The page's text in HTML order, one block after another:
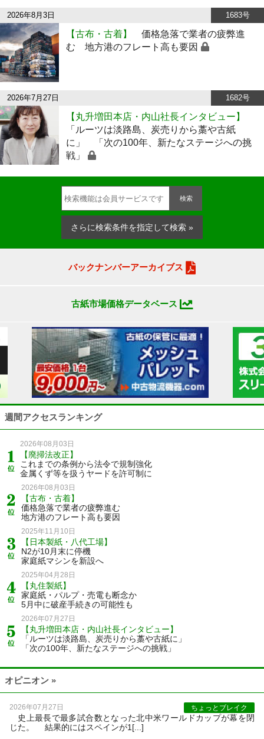
2026年8月3日 1683号
【古布・古着】
価格急落で業者の疲弊進
む 地方港のフレート高も要因
2026年7月27日 1682号
【丸升増田本店・内山社長インタビュー】
「ルーツは淡路島、炭売りから藁や古紙
に」 「次の100年、新たなステージへの挑
戦」
検索
さらに検索条件を指定して検索 »
バックナンバーアーカイブス
古紙市場価格データベース
週間アクセスランキング
2026年08月03日
【廃掃法改正】
これまでの条例から法令で規制強化
金属くず等を扱うヤードを許可制に
2026年08月03日
【古布・古着】
価格急落で業者の疲弊進む
地方港のフレート高も要因
2025年11月10日
【日本製紙・八代工場】
N2が10月末に停機
家庭紙マシンを新設へ
2025年04月28日
【丸住製紙】
家庭紙・パルプ・売電も断念か
5月中に破産手続きの可能性も
2026年07月27日
【丸升増田本店・内山社長インタビュー】
「ルーツは淡路島、炭売りから藁や古紙に」
「次の100年、新たなステージへの挑戦」
オピニオン »
2026年07月27日 ちょっとブレイク
史上最長で最多試合数となった北中米ワールドカップが幕を閉
じた。 結果的にはスペインが1[...]